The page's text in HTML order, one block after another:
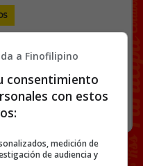
23 COMENTARIOS
a Finofilipino
consentimiento
con estos
medición de
de audiencia y